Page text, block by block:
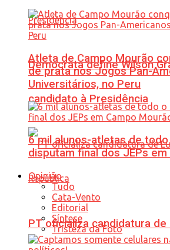
Democrata define Wilson
candidato à Presidência
PT oficializa candidatura de
Atleta de Campo Mourão
de prata nos Jogos Pan-
Universitários, no Peru
6 mil alunos-atletas de
disputam final dos JEPs
Opinião
Tudo
Cata-Vento
Editorial
Síntese
Tristeza da Foto